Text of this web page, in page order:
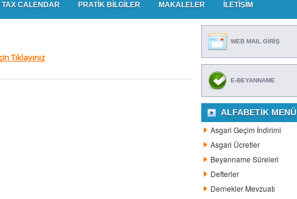
TAX CALENDAR PRATİK BİLGİLER MAKALELER İLETİŞİM
Tıklayınız
WEB MAIL GİRİŞ
E-BEYANNAME
ALFABETIK MENÜ
Asgari Geçim İndirimi
Asgari Ücretler
Beyanname Süreleri
Defterler
Dernekler Mevzuatı